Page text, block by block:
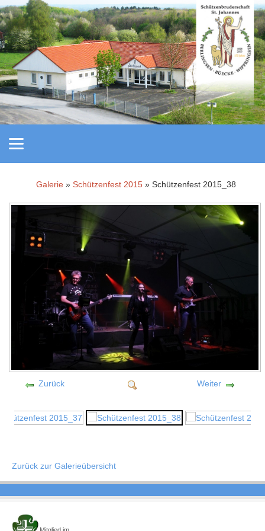
Galerie » Schützenfest 2015 » Schützenfest 2015_38
Zurück Weiter
Zurück zur Galerieübersicht